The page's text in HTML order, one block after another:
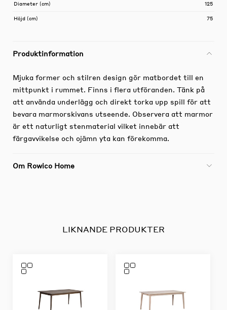
Diameter (cm) 125
Höjd (cm) 75
Produktinformation
Mjuka former och stilren design gör matbordet till en
mittpunkt i rummet. Finns i flera utföranden. Tänk på
att använda underlägg och direkt torka upp spill för att
bevara marmorskivans utseende. Observera att marmor
är ett naturligt stenmaterial vilket innebär att
färgavvikelse och ojämn yta kan förekomma.
Om Rowico Home
LIKNANDE PRODUKTER